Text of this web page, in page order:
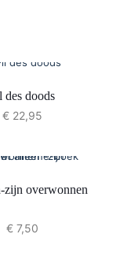
des doods
€22,95
zijn overwonnen
€7,50